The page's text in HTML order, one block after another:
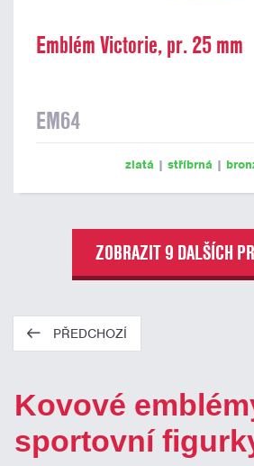
Emblém Victorie, pr. 25 mm
EM64
zlatá | stříbrná |
ZOBRAZIT 9 DALŠÍCH
PŘEDCHOZÍ
Kovové
sportovní